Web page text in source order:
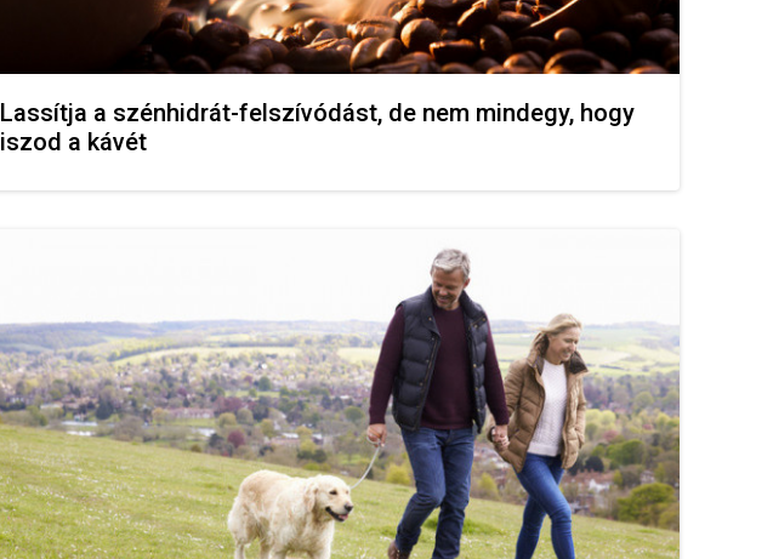
Lassítja a szénhidrát-felszívódást, de nem mindegy, hogy
iszod a kávét